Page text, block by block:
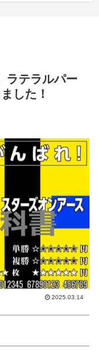
ラテラルパー
した！
2025.03.14